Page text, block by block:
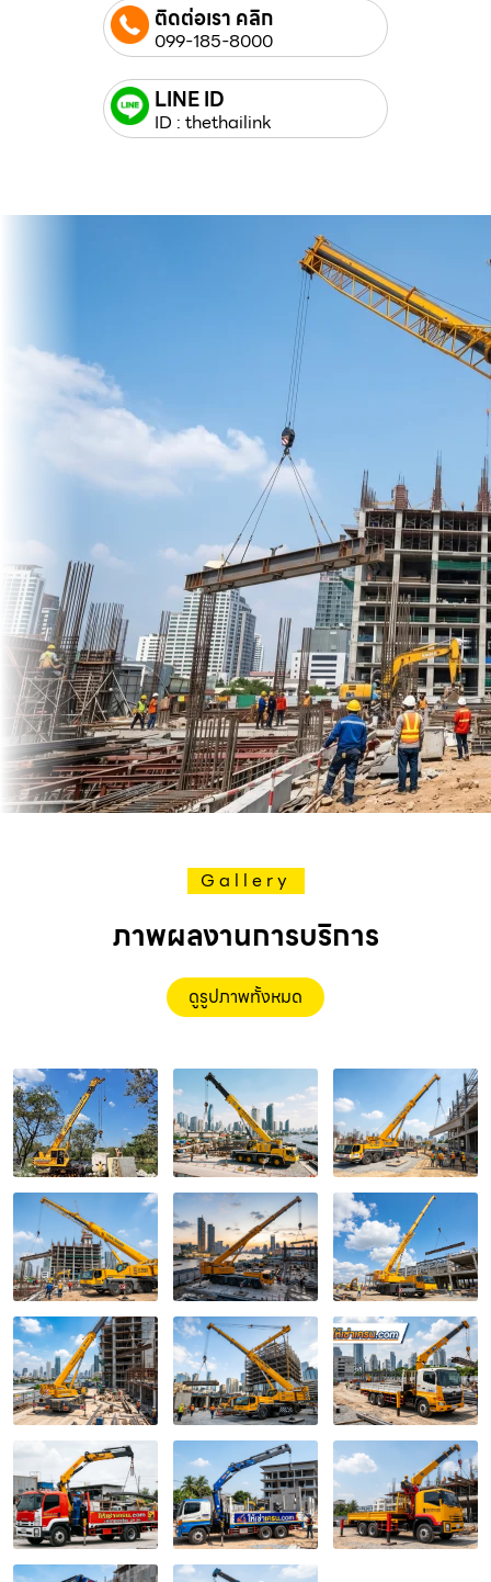
ติดต่อเรา คลิก
099-185-8000
LINE ID
ID : thethailink
Gallery
ภาพผลงานการบริการ
ดูรูปภาพทั้งหมด